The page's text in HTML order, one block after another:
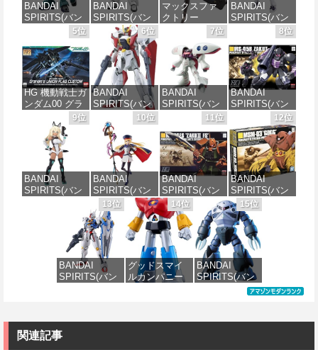
BANDAI
SPIRITS(バン
ダイ スピリッ
ツ) HG 機動新
世紀ガンダムX
ガンダムレオ
パルド 1/144ス
ケール 色分け
済みプラモデ
ル
価格：¥3,700
BANDAI
SPIRITS(バン
ダイ スピリッ
ツ) 機動警察パ
トレイバー
EZY RG 1/48
AV-98Plus (イ
ングラム・プ
ラス) 色分け済
みプラモデル
価格：¥6,500
マックスファ
クトリー
MXちゃん 組み
立て式プラモ
デル ノンスケ
ール 全高約
160mm
価格：¥10,087
BANDAI
SPIRITS(バン
ダイ スピリッ
ツ) 30MS SIS-
J00 メルンジ
ャ[カラーA] 色
分け済みプラ
モデル
価格：¥4,100
5位
HG 機動戦士ガ
ンダム00 グラ
ハム専用ユニ
オンフラッグ
カスタム 1/144
スケール 色分
け済みプラモ
デル
価格：¥1,800
6位
BANDAI
SPIRITS(バン
ダイ スピリッ
ツ) HGAW 機
動新世紀ガン
ダムX ガンダ
ムエアマスタ
ー 1/144スケー
ル 色分け済み
プラモデル
価格：¥3,600
7位
BANDAI
SPIRITS(バン
ダイ スピリッ
ツ) HGUC 195
機動戦士Zガン
ダム キュベレ
イ 1/144スケー
ル 色分け済み
プラモデル
価格：¥2,200
8位
BANDAI
SPIRITS(バン
ダイ スピリッ
ツ) HGUC 機動
戦士ガンダム
ザクI(黒い三連
星仕様) 1/144
スケール 色分
け済みプラモ
デル
価格：¥2,200
9位
BANDAI
SPIRITS(バン
エ[カラーC] 色
分け済みプラ
価格：¥4,500
10位
BANDAI
SPIRITS(バン
ダイ スピリッ
ツ) 30MS
Fate/Grand
Order アルトリ
ア・キャスタ
ー 色分け済み
プラモデル
11位
BANDAI
SPIRITS(バン
ダイ スピリッ
ツ) HGUC
1/144 ザクII
(ガルマ専用機)
(機動戦士ガン
ダム)
価格：¥2,982
12位
BANDAI
SPIRITS(バン
ダイ スピリッ
ツ) HGUC 機動
戦士ガンダム
MSM-03 ゴッ
グ 1/144スケー
ル 色分け済み
プラモデル
価格：¥2,300
13位
BANDAI
SPIRITS(バン
機動戦士ガン
ダム 水星の魔
14位
グッドスマイ
ルカンパニー
イアポロン 組
15位
BANDAI
SPIRITS(バン
ダイ スピリッ
MSM-07 ズゴ
関連記事